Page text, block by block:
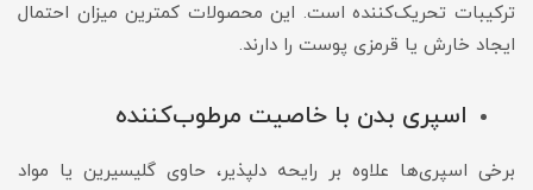
ترکیبات تحریک‌کننده است. این محصولات کمترین میزان احتمال
ایجاد خارش یا قرمزی پوست را دارند.
اسپری بدن با خاصیت مرطوب‌کننده
برخی اسپری‌ها علاوه بر رایحه دلپذیر، حاوی گلیسیرین یا مواد